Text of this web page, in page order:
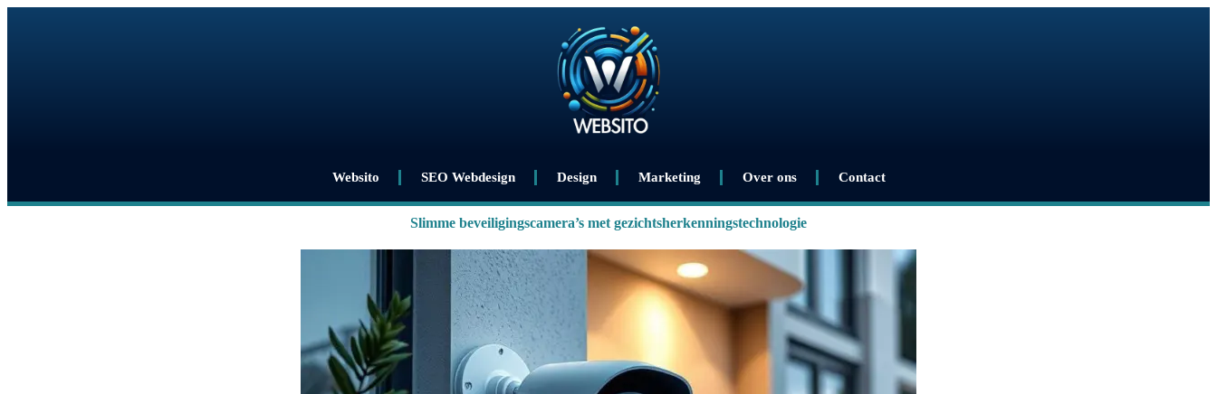
Websito SEO Webdesign Design Marketing Over ons Contact
Slimme beveiligingscamera’s met gezichtsherkenningstechnologie